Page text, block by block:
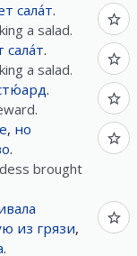
сала́т.
a salad.
сала́т.
a salad.
.
, но
.
brought
из грязи,
.